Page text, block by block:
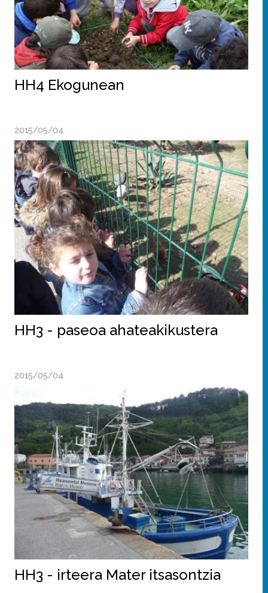
HH4 Ekogunean
2015/05/04
HH3 - paseoa ahateakikustera
2015/05/04
HH3 - irteera Mater itsasontzia